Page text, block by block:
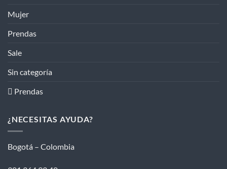
Mujer
Prendas
Sale
Sin categoría
 Prendas
¿NECESITAS AYUDA?
Bogotá – Colombia